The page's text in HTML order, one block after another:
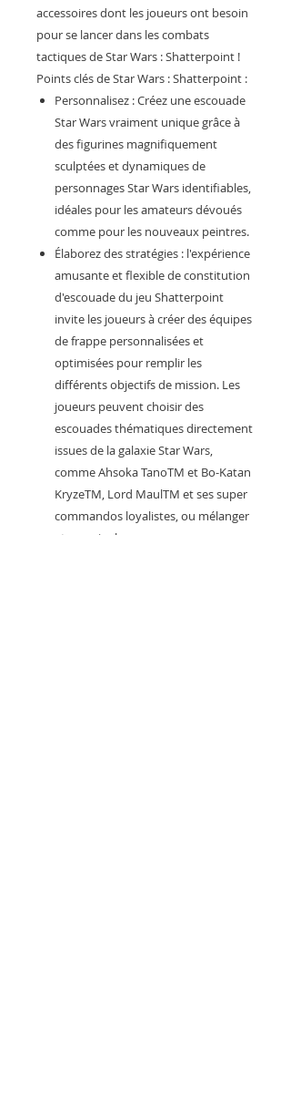
accessoires dont les joueurs ont besoin
pour se lancer dans les combats
tactiques de Star Wars : Shatterpoint !
Points clés de Star Wars : Shatterpoint :
Personnalisez : Créez une escouade
Star Wars vraiment unique grâce à
des figurines magnifiquement
sculptées et dynamiques de
personnages Star Wars identifiables,
idéales pour les amateurs dévoués
comme pour les nouveaux peintres.
Élaborez des stratégies : l'expérience
amusante et flexible de constitution
d'escouade du jeu Shatterpoint
invite les joueurs à créer des équipes
de frappe personnalisées et
optimisées pour remplir les
différents objectifs de mission. Les
joueurs peuvent choisir des
escouades thématiques directement
issues de la galaxie Star Wars,
comme Ahsoka TanoTM et Bo-Katan
KryzeTM, Lord MaulTM et ses super
commandos loyalistes, ou mélanger
et associer leurs personnages